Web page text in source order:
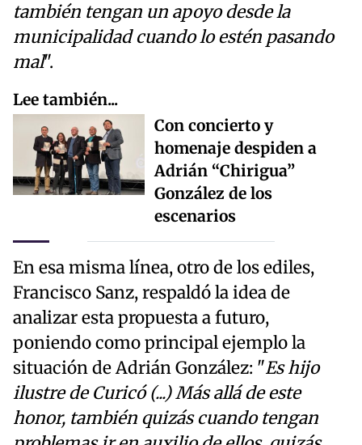
también tengan un apoyo desde la
municipalidad cuando lo estén pasando
mal".
Lee también...
Con concierto y
homenaje despiden a
Adrián “Chirigua”
González de los
escenarios
En esa misma línea, otro de los ediles,
Francisco Sanz, respaldó la idea de
analizar esta propuesta a futuro,
poniendo como principal ejemplo la
situación de Adrián González: "Es hijo
ilustre de Curicó (...) Más allá de este
honor, también quizás cuando tengan